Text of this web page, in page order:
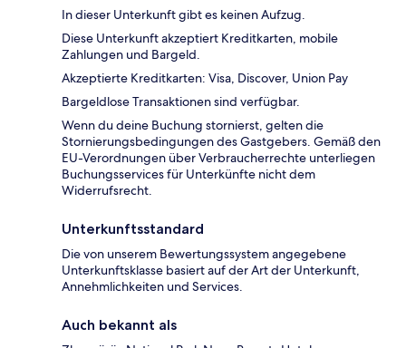
In dieser Unterkunft gibt es keinen Aufzug.
Diese Unterkunft akzeptiert Kreditkarten, mobile
Zahlungen und Bargeld.
Akzeptierte Kreditkarten: Visa, Discover, Union Pay
Bargeldlose Transaktionen sind verfügbar.
Wenn du deine Buchung stornierst, gelten die
Stornierungsbedingungen des Gastgebers. Gemäß den
EU-Verordnungen über Verbraucherrechte unterliegen
Buchungsservices für Unterkünfte nicht dem
Widerrufsrecht.
Unterkunftsstandard
Die von unserem Bewertungssystem angegebene
Unterkunftsklasse basiert auf der Art der Unterkunft,
Annehmlichkeiten und Services.
Auch bekannt als